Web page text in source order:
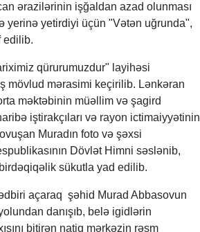
ərazilərinin işğaldan azad olunması
yerinə yetirdiyi üçün "Vətən uğrunda",
edilib.
qürurumuzdur" layihəsi
mərasimi keçirilib. Lənkəran
məktəbinin müəllim və şagird
iştirakçıları və rayon ictimaiyyətinin
Muradın foto və şəxsi
Dövlət Himni səslənib,
sükutla yad edilib.
açaraq şəhid Murad Abbasovun
danışıb, belə igidlərin
bitirən natiq mərkəzin rəsm